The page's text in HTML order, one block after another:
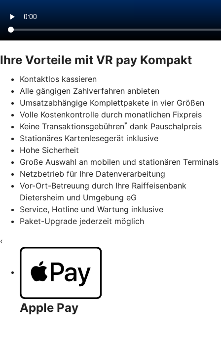
Ihre Vorteile mit VR pay Kompakt
Kontaktlos kassieren
Alle gängigen Zahlverfahren anbieten
Umsatzabhängige Komplettpakete in vier Größen
Volle Kostenkontrolle durch monatlichen Fixpreis
Keine Transaktionsgebühren* dank Pauschalpreis
Stationäres Kartenlesegerät inklusive
Hohe Sicherheit
Große Auswahl an mobilen und stationären Terminals
Netzbetrieb für Ihre Datenverarbeitung
Vor-Ort-Betreuung durch Ihre Raiffeisenbank
Dietersheim und Umgebung eG
Service, Hotline und Wartung inklusive
Paket-Upgrade jederzeit möglich
‹
Apple Pay